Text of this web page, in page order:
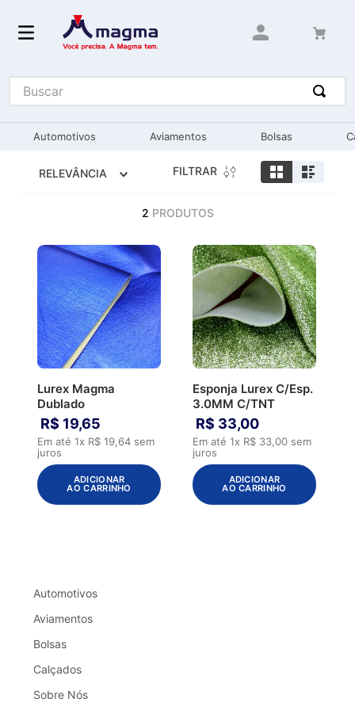
Buscar
Automotivos Aviamentos Bolsas
RELEVÂNCIA FILTRAR
2 PRODUTOS
Lurex Magma
Dublado
R$ 19,65
Em até1x R$ 19,64 sem
juros
ADICIONAR
AO CARRINHO
Esponja Lurex C/Esp.
3.0MM C/TNT
R$ 33,00
Em até 1x R$ 33,00 sem
juros
ADICIONAR
AO CARRINHO
Automotivos
Aviamentos
Bolsas
Calçados
Sobre Nós